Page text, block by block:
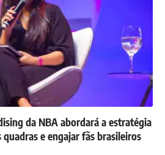
da NBA abordará a estratégia
e engajar fãs brasileiros